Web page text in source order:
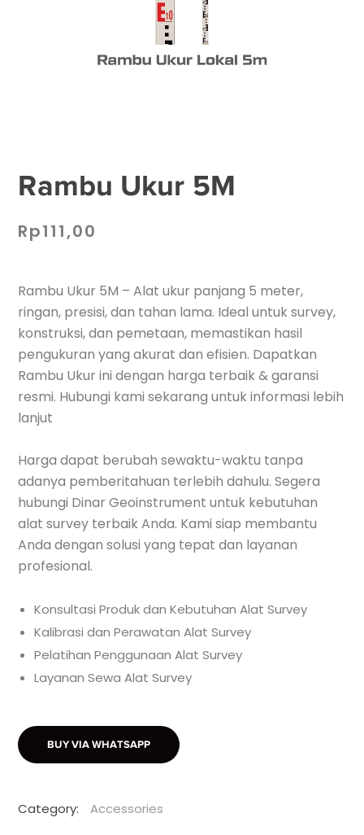
Rambu Ukur 5M
Rp111,00
Rambu Ukur 5M – Alat ukur panjang 5 meter,
ringan, presisi, dan tahan lama. Ideal untuk survey,
konstruksi, dan pemetaan, memastikan hasil
pengukuran yang akurat dan efisien. Dapatkan
Rambu Ukur ini dengan harga terbaik & garansi
resmi. Hubungi kami sekarang untuk informasi lebih
lanjut
Harga dapat berubah sewaktu-waktu tanpa
adanya pemberitahuan terlebih dahulu. Segera
hubungi Dinar Geoinstrument untuk kebutuhan
alat survey terbaik Anda. Kami siap membantu
Anda dengan solusi yang tepat dan layanan
profesional.
Konsultasi Produk dan Kebutuhan Alat Survey
Kalibrasi dan Perawatan Alat Survey
Pelatihan Penggunaan Alat Survey
Layanan Sewa Alat Survey
BUY VIA WHATSAPP
Category: Accessories